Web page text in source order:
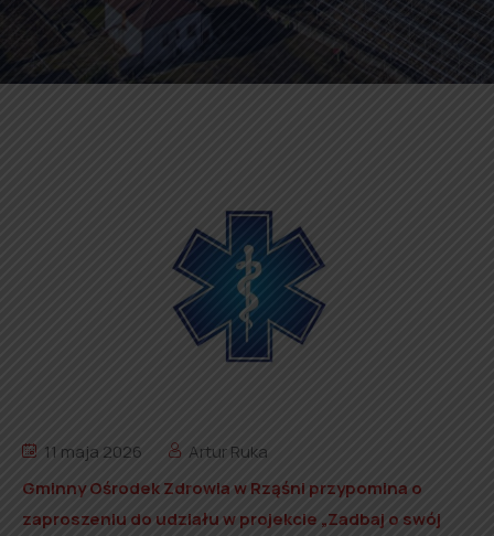
11 maja 2026
Artur Ruka
Gminny Ośrodek Zdrowia w Rząśni przypomina o
zaproszeniu do udziału w projekcie „Zadbaj o swój